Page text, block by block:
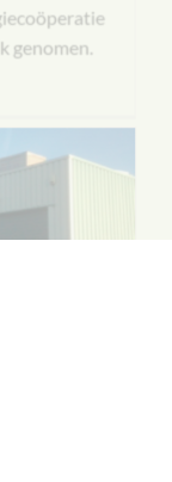
genomen.